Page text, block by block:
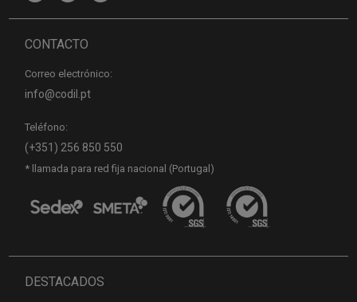
CONTACTO
Correo electrónico:
info@codil.pt
Teléfono:
(+351) 256 850 550
* llamada para red fija nacional (Portugal)
DESTACADOS